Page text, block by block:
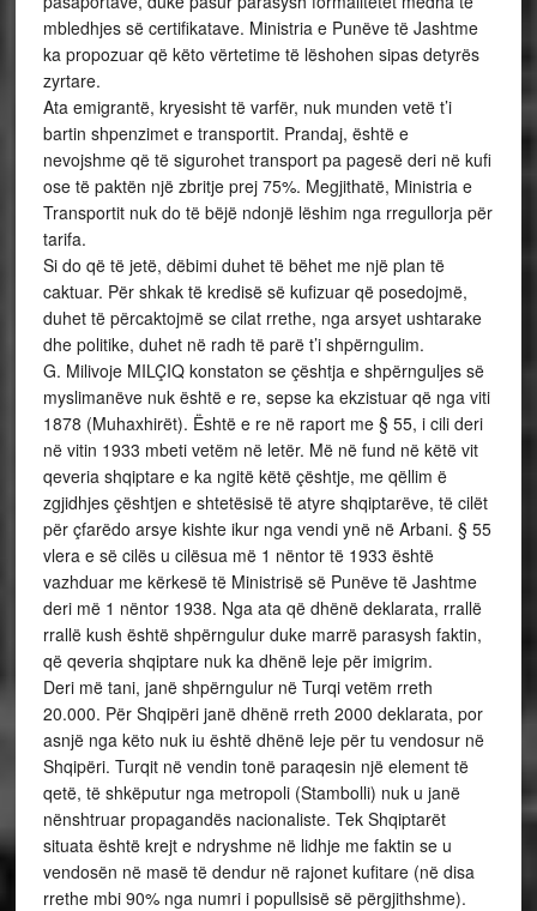
mbledhjes së certifikatave. Ministria e Punëve të Jashtme
ka propozuar që këto vërtetime të lëshohen sipas detyrës
zyrtare.
Ata emigrantë, kryesisht të varfër, nuk munden vetë t’i
bartin shpenzimet e transportit. Prandaj, është e
nevojshme që të sigurohet transport pa pagesë deri në kufi
ose të paktën një zbritje prej 75%. Megjithatë, Ministria e
Transportit nuk do të bëjë ndonjë lëshim nga rregullorja për
tarifa.
Si do që të jetë, dëbimi duhet të bëhet me një plan të
caktuar. Për shkak të kredisë së kufizuar që posedojmë,
duhet të përcaktojmë se cilat rrethe, nga arsyet ushtarake
dhe politike, duhet në radh të parë t’i shpërngulim.
G. Milivoje MILÇIQ konstaton se çështja e shpërnguljes së
myslimanëve nuk është e re, sepse ka ekzistuar që nga viti
1878 (Muhaxhirët). Është e re në raport me § 55, i cili deri
në vitin 1933 mbeti vetëm në letër. Më në fund në këtë vit
qeveria shqiptare e ka ngitë këtë çështje, me qëllim ë
zgjidhjes çështjen e shtetësisë të atyre shqiptarëve, të cilët
për çfarëdo arsye kishte ikur nga vendi ynë në Arbani. § 55
vlera e së cilës u cilësua më 1 nëntor të 1933 është
vazhduar me kërkesë të Ministrisë së Punëve të Jashtme
deri më 1 nëntor 1938. Nga ata që dhënë deklarata, rrallë
rrallë kush është shpërngulur duke marrë parasysh faktin,
që qeveria shqiptare nuk ka dhënë leje për imigrim.
Deri më tani, janë shpërngulur në Turqi vetëm rreth
20.000. Për Shqipëri janë dhënë rreth 2000 deklarata, por
asnjë nga këto nuk iu është dhënë leje për tu vendosur në
Shqipëri. Turqit në vendin tonë paraqesin një element të
qetë, të shkëputur nga metropoli (Stambolli) nuk u janë
nënshtruar propagandës nacionaliste. Tek Shqiptarët
situata është krejt e ndryshme në lidhje me faktin se u
vendosën në masë të dendur në rajonet kufitare (në disa
rrethe mbi 90% nga numri i popullsisë së përgjithshme).